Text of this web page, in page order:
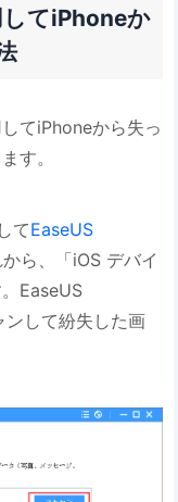
てiPhoneか
てiPhoneから失っ
す。
てEaseUS
ら、「iOS デバイ
EaseUS
して紛失した画